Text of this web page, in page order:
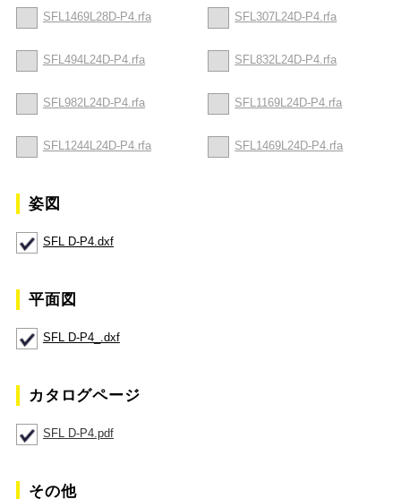
SFL1469L28D-P4.rfa SFL307L24D-P4.rfa
SFL494L24D-P4.rfa SFL832L24D-P4.rfa
SFL982L24D-P4.rfa SFL1169L24D-P4.rfa
SFL1244L24D-P4.rfa SFL1469L24D-P4.rfa
姿図
SFL D-P4.dxf
平面図
SFL D-P4_.dxf
カタログページ
SFL D-P4.pdf
その他